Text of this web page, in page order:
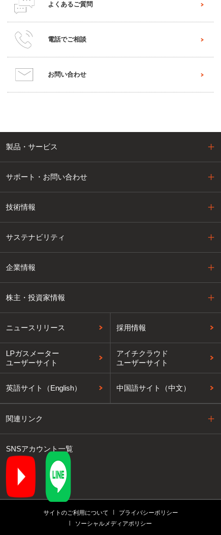
よくあるご質問
電話でご相談
お問い合わせ
製品・サービス
サポート・お問い合わせ
技術情報
サステナビリティ
企業情報
株主・投資家情報
ニュースリリース 採用情報
LPガスメーター
ユーザーサイト
アイチクラウド
ユーザーサイト
英語サイト（English） 中国語サイト（中文）
関連リンク
SNSアカウント一覧
サイトのご利用について
プライバシーポリシー
ソーシャルメディアポリシー